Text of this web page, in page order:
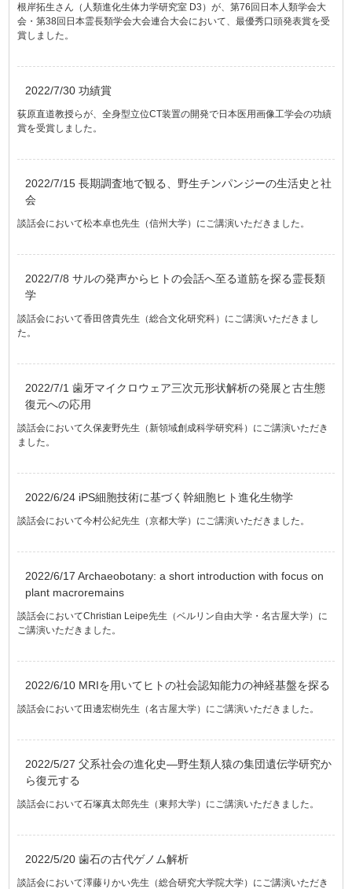
根岸拓生さん（人類進化生体力学研究室 D3）が、第76回日本人類学会大
会・第38回日本霊長類学会大会連合大会において、最優秀口頭発表賞を受
賞しました。
2022/7/30 功績賞
荻原直道教授らが、全身型立位CT装置の開発で日本医用画像工学会の功績
賞を受賞しました。
2022/7/15 長期調査地で観る、野生チンパンジーの生活史と社
会
談話会において松本卓也先生（信州大学）にご講演いただきました。
2022/7/8 サルの発声からヒトの会話へ至る道筋を探る霊長類
学
談話会において香田啓貴先生（総合文化研究科）にご講演いただきまし
た。
2022/7/1 歯牙マイクロウェア三次元形状解析の発展と古生態
復元への応用
談話会において久保麦野先生（新領域創成科学研究科）にご講演いただき
ました。
2022/6/24 iPS細胞技術に基づく幹細胞ヒト進化生物学
談話会において今村公紀先生（京都大学）にご講演いただきました。
2022/6/17 Archaeobotany: a short introduction with focus on
plant macroremains
談話会においてChristian Leipe先生（ベルリン自由大学・名古屋大学）に
ご講演いただきました。
2022/6/10 MRIを用いてヒトの社会認知能力の神経基盤を探る
談話会において田邊宏樹先生（名古屋大学）にご講演いただきました。
2022/5/27 父系社会の進化史―野生類人猿の集団遺伝学研究か
ら復元する
談話会において石塚真太郎先生（東邦大学）にご講演いただきました。
2022/5/20 歯石の古代ゲノム解析
談話会において澤藤りかい先生（総合研究大学院大学）にご講演いただき